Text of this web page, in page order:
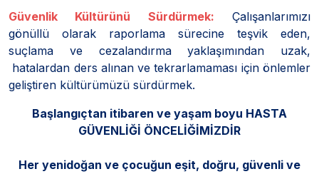
Güvenlik Kültürünü Sürdürmek: Çalışanlarımızı
gönüllü olarak raporlama sürecine teşvik eden,
suçlama ve cezalandırma yaklaşımından uzak,
hatalardan ders alınan ve tekrarlamaması için önlemler
geliştiren kültürümüzü sürdürmek.
Başlangıçtan itibaren ve yaşam boyu HASTA
GÜVENLİĞİ ÖNCELİĞİMİZDİR
Her yenidoğan ve çocuğun eşit, doğru, güvenli ve